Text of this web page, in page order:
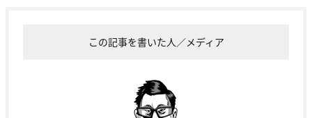
この記事を書いた人／メディア